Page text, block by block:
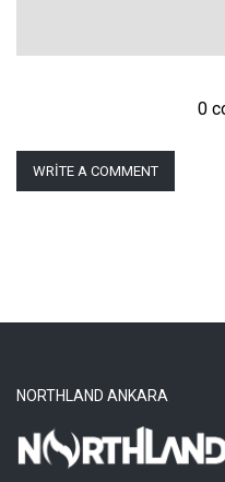
0
WRITE A COMMENT
NORTHLAND ANKARA